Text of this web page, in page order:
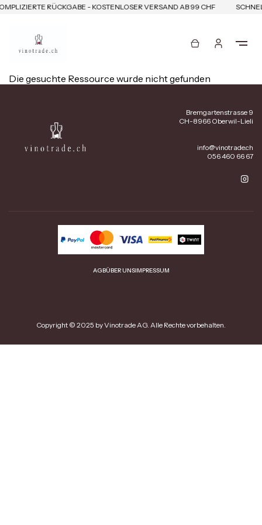
RÜCKGABE - KOSTENLOSER VERSAND AB 99 CHF
Die gesuchte Ressource wurde nicht gefunden
Bremgartenstrasse 9
CH-8966 Oberwil-Lieli
info@vinotrade.ch
056 460 66 67
AGBÜBER UNSIMPRESSUM
Copyright © 2025 by Vinotrade AG. Alle Rechte vorbehalten.